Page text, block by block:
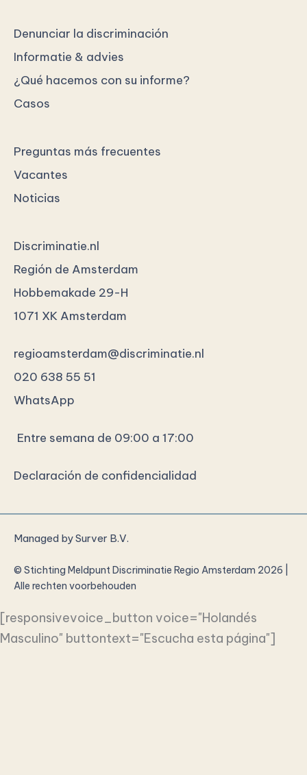
Denunciar la discriminación
Informatie & advies
¿Qué hacemos con su informe?
Casos
Preguntas más frecuentes
Vacantes
Noticias
Discriminatie.nl
Región de Amsterdam
Hobbemakade 29-H
1071 XK Amsterdam
regioamsterdam@discriminatie.nl
020 638 55 51
WhatsApp
Entre semana de 09:00 a 17:00
Declaración de confidencialidad
© Stichting Meldpunt Discriminatie Regio Amsterdam 2026 |
Alle rechten voorbehouden
Managed bySurver B.V.
[responsivevoice_button voice="Holandés
Masculino" buttontext="Escucha esta página"]